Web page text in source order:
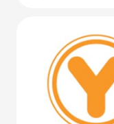
SGK+ TİP + KASAP
ORTASI sistemi
L'lik FLO hediye